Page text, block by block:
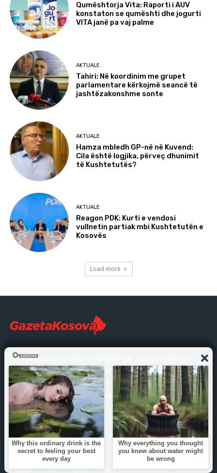
Qumështorja Vita: Raporti i AUV
konstaton se qumështi dhe jogurti
VITA janë pa vaj palme
AKTUALE
Tahiri: Në koordinim me grupet
parlamentare kërkojmë seancë të
jashtëzakonshme sonte
AKTUALE
Hamza mbledh GP-në në Kuvend:
Cila është logjika, përveç dhunimit
të Kushtetutës?
AKTUALE
Reagon PDK: Kurti e vendosi
vullnetin partiak mbi Kushtetutën e
Kosovës
Load more
GazetaKosova.net është themeluar më 1 gusht 2024 nga
gazetarë me përvojë të gjatë në media. Si medium i pavarur,
synojmë të ofrojmë raportim të shpejtë, të saktë dhe të
paanshëm, gjithmonë në shërbim të informimit të drejtë të
publikut.
KONTAKTI
E-Mail:gazetakosovanet@gmail.com